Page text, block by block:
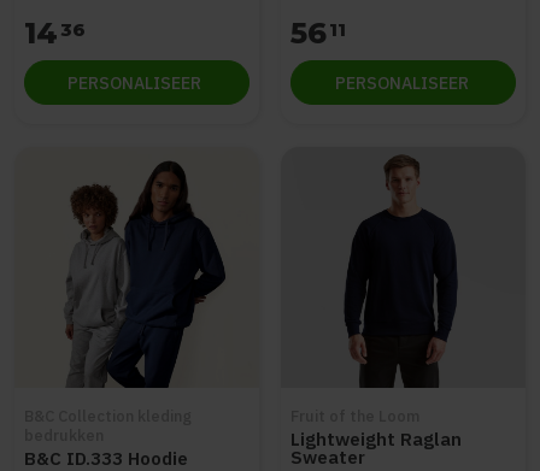
14 36
PERSONALISEER
5611
PERSONALISEER
B&C ID.333 Hoodie
Lightweight Raglan
Sweater